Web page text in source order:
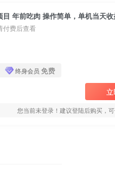
付费后查看
终身会员 免费
您当前未登录！建议登陆后购买，